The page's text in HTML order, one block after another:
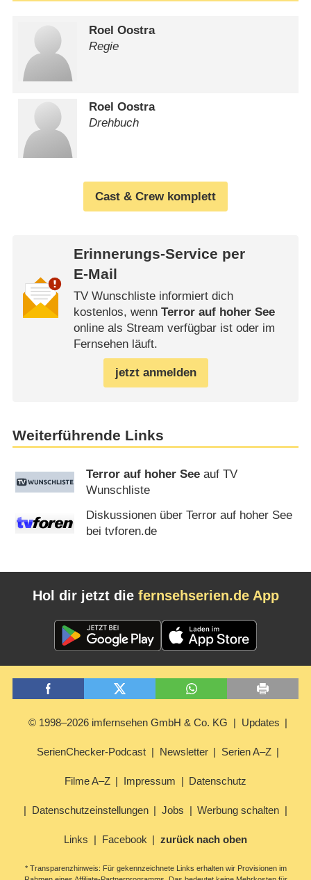
Roel Oostra
Regie
Roel Oostra
Drehbuch
Cast & Crew komplett
Erinnerungs-Service per
E-Mail
TV Wunschliste informiert dich
kostenlos, wenn Terror auf hoher See
online als Stream verfügbar ist oder im
Fernsehen läuft.
jetzt anmelden
Weiterführende Links
Terror auf hoher See auf TV
Wunschliste
Diskussionen über Terror auf hoher See
bei tvforen.de
Hol dir jetzt die fernsehserien.de App
© 1998–2026 imfernsehen GmbH & Co. KG Updates
SerienChecker-Podcast Newsletter Serien A–Z
Filme A–Z Impressum Datenschutz
Datenschutzeinstellungen Jobs Werbung schalten
Links Facebook zurück nach oben
* Transparenzhinweis: Für gekennzeichnete Links erhalten wir Provisionen im